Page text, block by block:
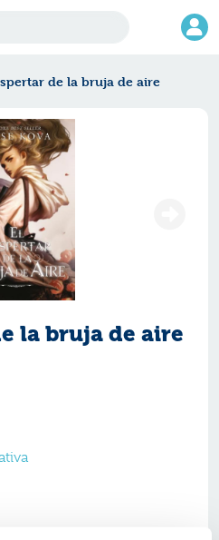
de la bruja de aire
la bruja de aire